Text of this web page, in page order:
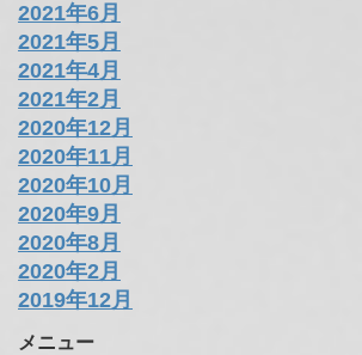
2021年6月
2021年5月
2021年4月
2021年2月
2020年12月
2020年11月
2020年10月
2020年9月
2020年8月
2020年2月
2019年12月
メニュー